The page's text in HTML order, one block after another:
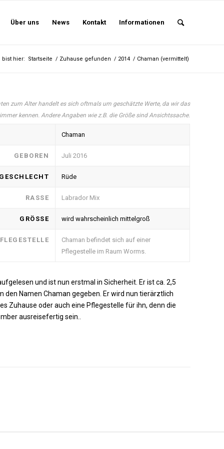
Über uns News Kontakt Informationen
bist hier: Startseite / Zuhause gefunden / 2014 / Chaman (vermittelt)
zum Alter handelt es sich oftmals um geschätzte Werte, da wir das
kennen. Andere Angaben wie z.B. die Größe sind Ansichtssache.
Chaman
GEBOREN Juli 2016
Rüde
RASSE Labrador Mix
GRÖSSE wird wahrscheinlich mittelgroß
Chaman befindet sich auf einer
Pflegestelle im Raum Worms.
und ist nun erstmal in Sicherheit. Er ist ca. 2,5
den Namen Chaman gegeben. Er wird nun tierärztlich
Zuhause oder auch eine Pflegestelle für ihn, denn die
ausreisefertig sein..